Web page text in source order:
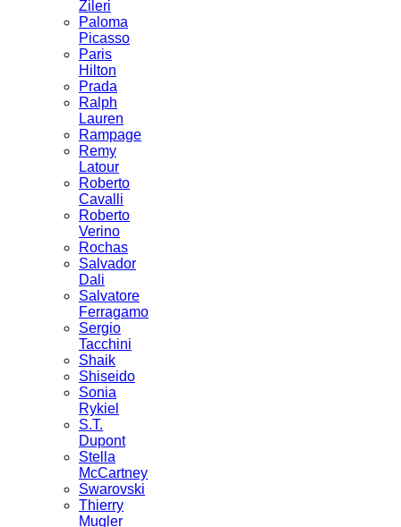
Zileri
Paloma
Picasso
Paris
Hilton
Prada
Ralph
Lauren
Rampage
Remy
Latour
Roberto
Cavalli
Roberto
Verino
Rochas
Salvador
Dali
Salvatore
Ferragamo
Sergio
Tacchini
Shaik
Shiseido
Sonia
Rykiel
S.T.
Dupont
Stella
McCartney
Swarovski
Thierry
Mugler